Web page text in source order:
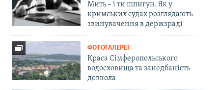
Мить – і ти шпигун. Як у
кримських судах розглядають
звинувачення в держзраді
ФОТОГАЛЕРЕЇ
Краса Сімферопольського
водосховища та занедбаність
довкола